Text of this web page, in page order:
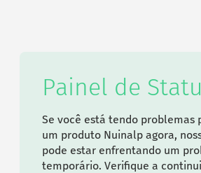
Painel de
Se você está tendo problemas
um produto Nuinalp agora,
pode estar enfrentando um
temporário. Verifique a